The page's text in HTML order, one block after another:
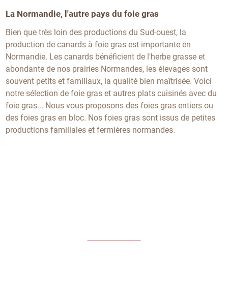
La Normandie, l'autre pays du foie gras
Bien que très loin des productions du Sud-ouest, la
production de canards à foie gras est importante en
Normandie. Les canards bénéficient de l'herbe grasse et
abondante de nos prairies Normandes, les élevages sont
souvent petits et familiaux, la qualité bien maîtrisée. Voici
notre sélection de foie gras et autres plats cuisinés avec du
foie gras... Nous vous proposons des foies gras entiers ou
des foies gras en bloc. Nos foies gras sont issus de petites
productions familiales et fermières normandes.